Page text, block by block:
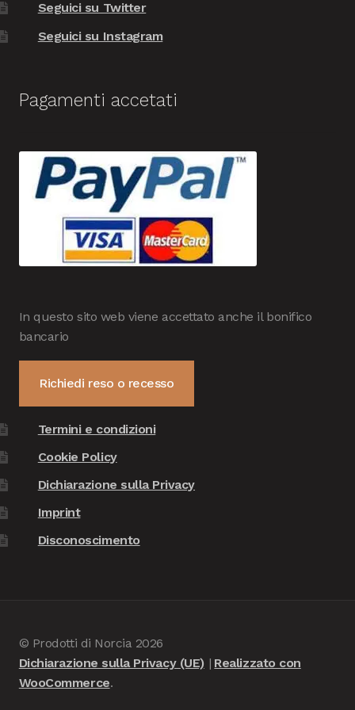
Seguici su Twitter
Seguici su Instagram
Pagamenti accetati
In questo sito web viene accettato anche il bonifico
bancario
Richiedi reso o recesso
Termini e condizioni
Cookie Policy
Dichiarazione sulla Privacy
Imprint
Disconoscimento
© Prodotti di Norcia 2026
Dichiarazione sulla Privacy (UE)
Realizzato con
WooCommerce.